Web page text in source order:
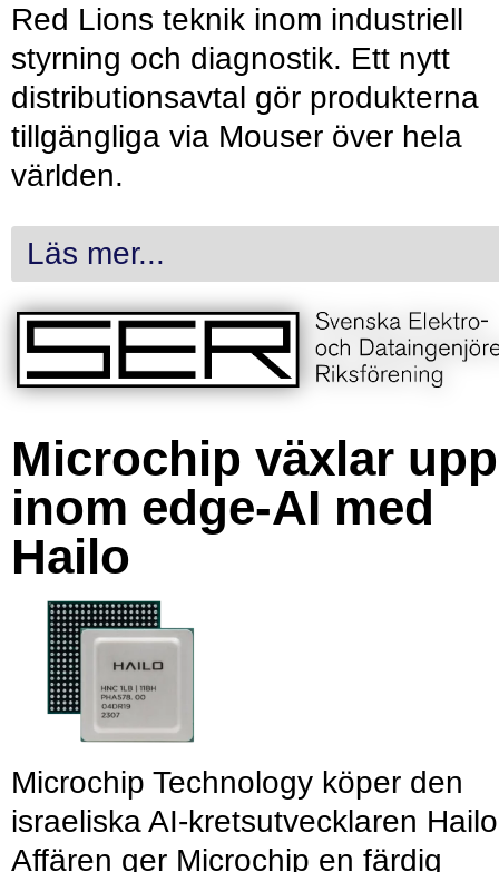
Red Lions teknik inom industriell
styrning och diagnostik. Ett nytt
distributionsavtal gör produkterna
tillgängliga via Mouser över hela
världen.
Läs mer...
Microchip växlar upp
inom edge-AI med
Hailo
Microchip Technology köper den
israeliska AI-kretsutvecklaren
Affären ger Microchip en färdig